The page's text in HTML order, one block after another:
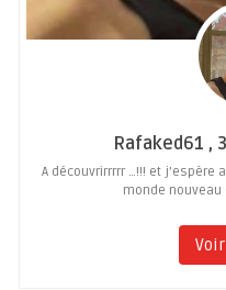
Rafaked61 ,
A découvrirrrrr …!!! et j’espère
monde